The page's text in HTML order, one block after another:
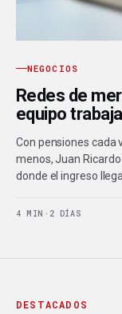
NEGOCIOS
Redes de
equipo
Con pensiones cada
menos, Juan
donde el ingreso
4 MIN · 2 DÍAS
DESTACADOS